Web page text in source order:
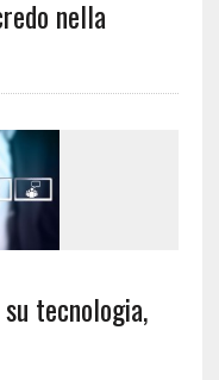
nella
tecnologia,